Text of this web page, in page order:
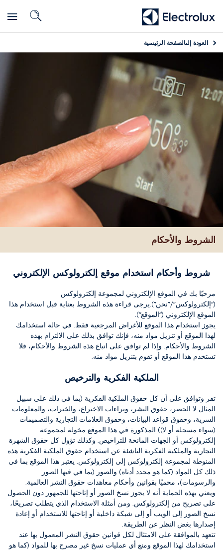
العودة إلىالصفحة الرئيسية
الشروط والأحكام
شروط وأحكام استخدام موقع إلكترولوكس الإلكتروني
مرحبًا بك في الموقع الإلكتروني لمجموعة إلكترولوكس
(“إلكترولوكس”/”نحن”).يرجى قراءة هذه الشروط بعناية قبل استخدام هذا
الموقع الإلكتروني (“الموقع”).
يجوز استخدام هذا الموقع للأغراض المرجعية فقط. في حالة استخدامك
لهذا الموقع أو تنزيل مواد منه، فإنك توافق بذلك على الالتزام بهذه
الشروط والأحكام. وإذا لم توافق على اتباع هذه الشروط والأحكام، فلا
تستخدم هذا الموقع أو تقوم بتنزيل مواد منه.
الملكية الفكرية والترخيص
تقر وتوافق على أن كل حقوق الملكية الفكرية (بما في ذلك على سبيل
المثال لا الحصر، حقوق النشر، وبراءات الاختراع، والخبرات، والمعلومات
السرية، وحقوق قواعد البيانات، وحقوق العلامات التجارية والتصميمات
(سواء مسجلة أو لا)) المذكورة في هذا الموقع مخولة لمجموعة
إلكترولوكس أو الجهات المانحة للتراخيص. وكذلك تؤول كل حقوق الشهرة
التجارية والملكية الفكرية الناشئة عن استخدام حقوق الملكية الفكرية هذه
المنوطة لمجموعة إلكترولوكس إلى إلكترولوكس. يعتبر هذا الموقع بما في
ذلك كل المواد (كما هو محدد أدناه) والصور (بما في فيها الصور
والرسومات)، محميًا بقوانين وأحكام معاهدات حقوق النشر العالمية.
ويعني بهذه الحماية أنه لا يجوز نسخ الصور أو إتاحتها للجمهور دون الحصول
على تصريح من إلكترولوكس. ومن أمثلة الاستخدام الذي يتطلب تصريحًا،
نسخ الصور إلى الويب أو إلى شبكة داخلية أو إتاحتها للاستخدام أو إعادة
إصدارها بغض النظر عن الطريقة.
تتعهد بالموافقة على الامتثال لكل قوانين حقوق النشر المعمول بها عند
استخدامك لهذا الموقع ومنع أي عمليات نسخ غير مصرح بها للمواد (كما هو